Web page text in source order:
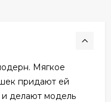
Мягкое
придают ей
и делают модель